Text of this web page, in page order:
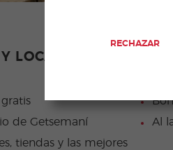
LOCALIZACIÓN DE LA
de Getsemaní
Al
tiendas y las mejores
RECHAZAR